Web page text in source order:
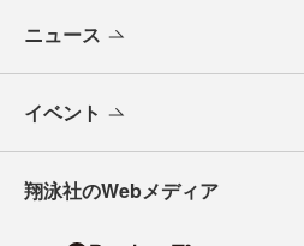
ニュース
イベント
翔泳社のWebメディア